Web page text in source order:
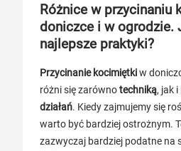
Różnice w przycinaniu
doniczce i w ogrodzie.
najlepsze praktyki?
Przycinanie kocimiętkiw
różni się zarównotechniką, jak i
działań. Kiedy zajmujemy się
warto być bardziej ostrożnym.
zazwyczaj bardziej podatne na